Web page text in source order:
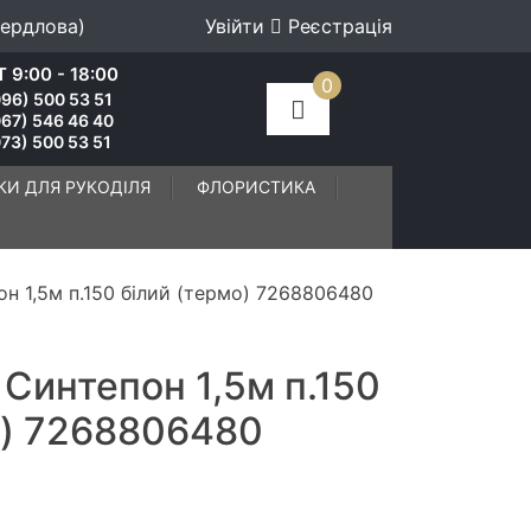
Увійти Реєстрація
9:00 - 18:00
500 53 51
546 46 40
500 53 51
0
ДЛЯ РУКОДІЛЯ ФЛОРИСТИКА
1,5м п.150 білий (термо) 7268806480
1,5м п.150
7268806480